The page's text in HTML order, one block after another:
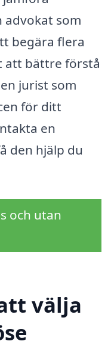
advokat som
begära flera
att bättre förstå
jurist som
för ditt
en
den hjälp du
och utan
välja